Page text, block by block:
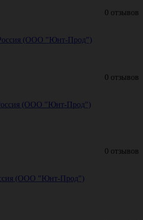
0 отзывов
Россия (ООО "Юнт-Прод")
0 отзывов
Россия (ООО "Юнт-Прод")
0 отзывов
(ООО "Юнт-Прод")